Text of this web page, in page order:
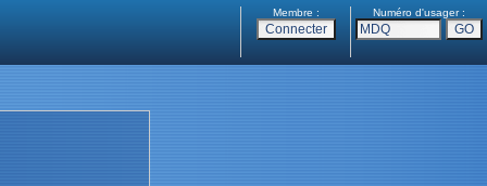
Membre : Numéro d'usager :